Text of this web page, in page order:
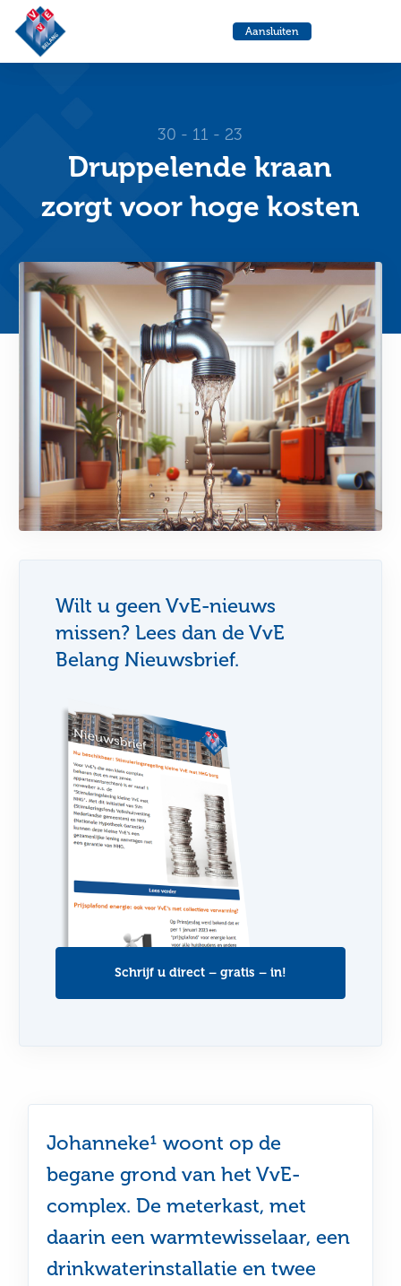
Aansluiten
30 - 11 - 23
Druppelende kraan
zorgt voor hoge kosten
Wilt u geen VvE-nieuws
missen? Lees dan de VvE
Belang Nieuwsbrief.
Schrijf u direct – gratis – in!
Johanneke¹ woont op de
begane grond van het VvE-
complex. De meterkast, met
daarin een warmtewisselaar, een
drinkwaterinstallatie en twee